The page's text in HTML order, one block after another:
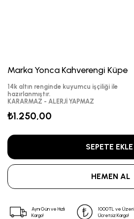
Marka Yonca Kahverengi Küpe
14k altın renginde kuyumcu işçiliği ile
hazırlanmıştır.
KARARMAZ - ALERJİ YAPMAZ
₺1.250,00
Aynı Gün ve Hızlı
Kargo!
1000TL ve Üzeri
Ücretsiz Kargo!